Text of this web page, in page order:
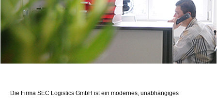
Die Firma SEC Logistics GmbH ist ein modernes, unabhängiges